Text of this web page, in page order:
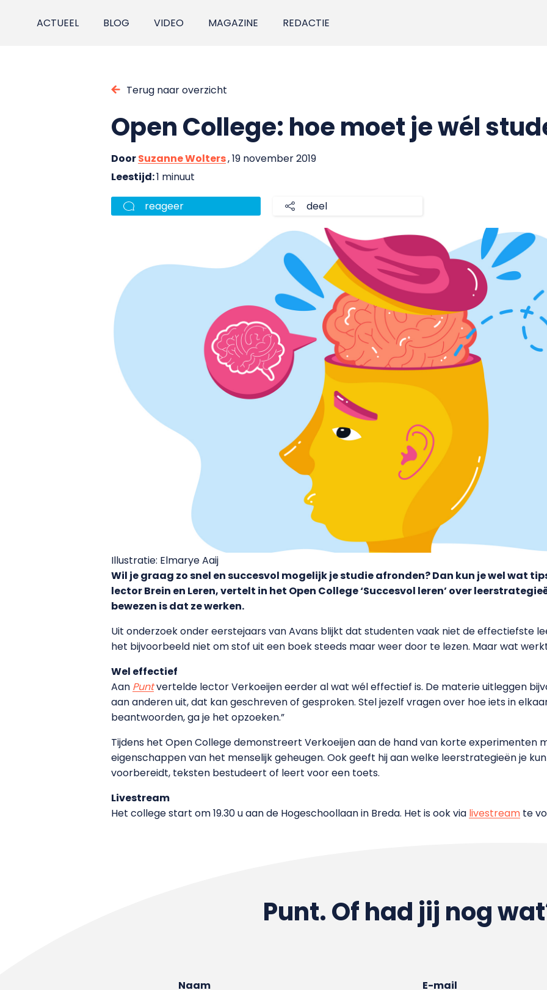
ACTUEEL BLOG VIDEO MAGAZINE REDACTIE
Terug naar overzicht
Open College: hoe moet je wél
DoorSuzanne Wolters, 19 november 2019
Leestijd:1 minuut
reageer deel
Illustratie: Elmarye Aaij
Wil je graag zo snel en succesvol mogelijk je studie afronden? Dan kun je wel wat
lector Brein en Leren, vertelt in het Open College ‘Succesvol leren’ over
bewezen is dat ze werken.
Uit onderzoek onder eerstejaars van Avans blijkt dat studenten vaak niet de effectiefste
het bijvoorbeeld niet om stof uit een boek steeds maar weer door te lezen. Maar wat
Wel effectief
Aan Puntvertelde lector Verkoeijen eerder al wat wél effectief is. De materie uitleggen
aan anderen uit, dat kan geschreven of gesproken. Stel jezelf vragen over hoe iets in
beantwoorden, ga je het opzoeken.”
Tijdens het Open College demonstreert Verkoeijen aan de hand van korte experimenten
eigenschappen van het menselijk geheugen. Ook geeft hij aan welke leerstrategieën je
voorbereidt, teksten bestudeert of leert voor een toets.
Livestream
Het college start om 19.30 u aan de Hogeschoollaan in Breda. Het is ook via livestream te
Punt. Of had jij nog
Naam E-mail